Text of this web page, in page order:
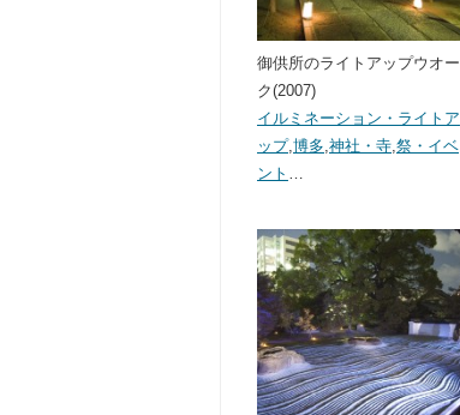
御供所のライトアップウオー
ク(2007)
イルミネーション・ライトア
ップ, 博多 神社・寺 祭・イベ
ント